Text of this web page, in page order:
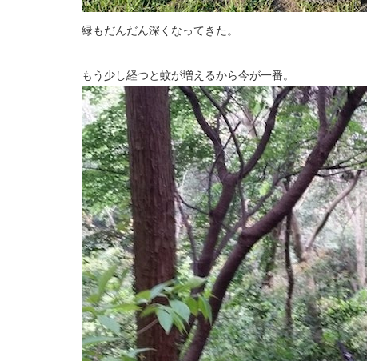
緑もだんだん深くなってきた。
もう少し経つと蚊が増えるから今が一番。